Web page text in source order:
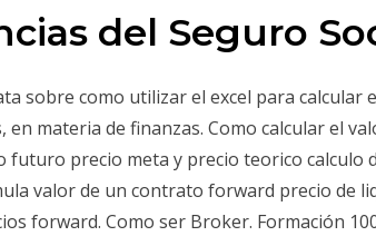
del Seguro
sobre como utilizar el excel para
en materia de finanzas. Como calcular el
futuro precio meta y precio teorico calculo
valor de un contrato forward precio de
forward. Como ser Broker. Formación